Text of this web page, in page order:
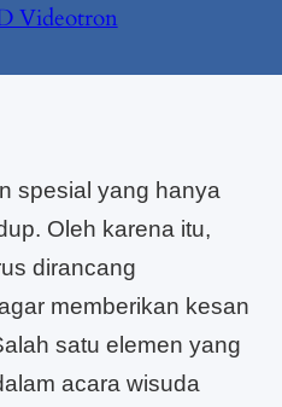
Videotron
spesial yang hanya
Oleh karena itu,
dirancang
memberikan kesan
satu elemen yang
acara wisuda